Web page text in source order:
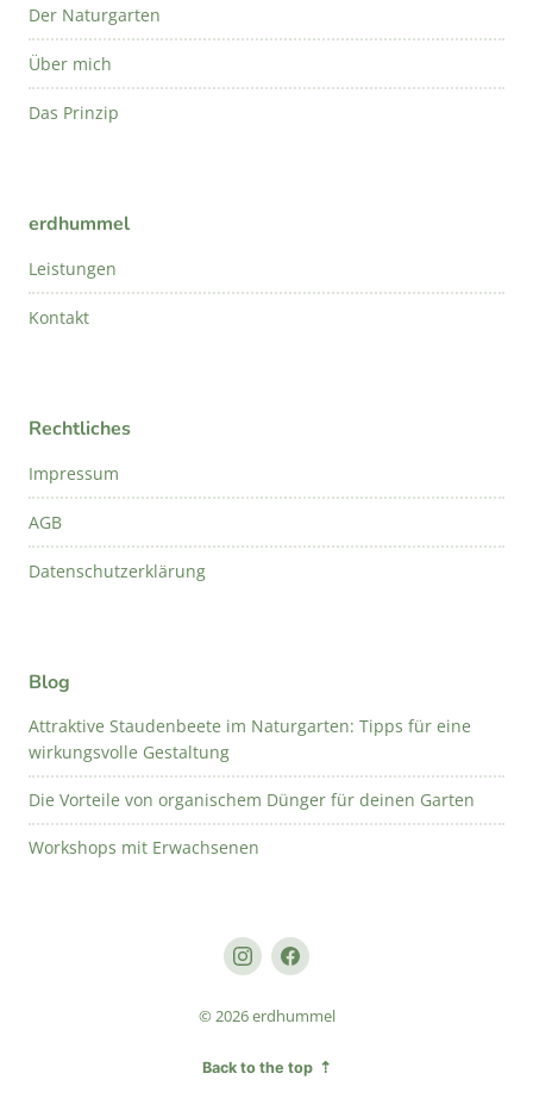
Der Naturgarten
Über mich
Das Prinzip
erdhummel
Leistungen
Kontakt
Rechtliches
Impressum
AGB
Datenschutzerklärung
Blog
Attraktive Staudenbeete im Naturgarten: Tipps für eine
wirkungsvolle Gestaltung
Die Vorteile von organischem Dünger für deinen Garten
Workshops mit Erwachsenen
InstagramFacebook
© 2026 erdhummel
Back to the top